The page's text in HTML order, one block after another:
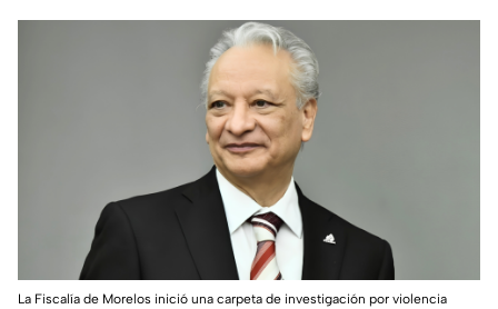
La Fiscalía de Morelos inició una carpeta de investigación por violencia